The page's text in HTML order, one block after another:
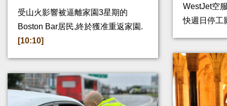
受山火影響被逼離家園3星期的
Boston Bar居民,終於獲准重返家園.
[10:10]
WestJet空
快週日停工